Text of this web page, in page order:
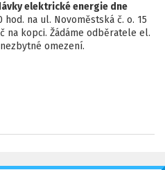
elektrické energie dne
hod. na ul. Novoměstská č. o. 15
na kopci. Žádáme odběratele el.
omezení.